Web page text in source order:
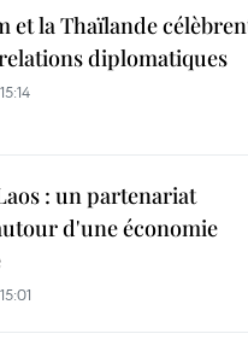
et la Thaïlande
diplomatiques
: un partenariat
d'une économie